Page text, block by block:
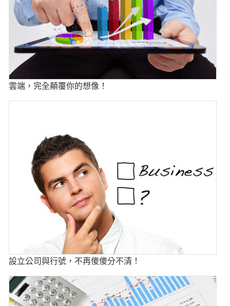
雲端，完全顛覆你的想像！
設立公司與行號，不再傻傻分不清！